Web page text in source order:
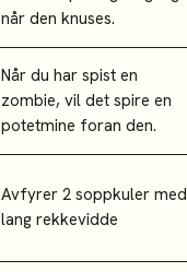
når den knuses.
Når du har spist en
zombie, vil det spire en
potetmine foran den.
Avfyrer 2 soppkuler med
lang rekkevidde